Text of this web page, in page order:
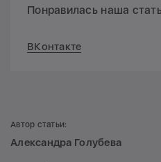
Понравилась наша
ВКонтакте
Автор статьи:
Александра Голубева